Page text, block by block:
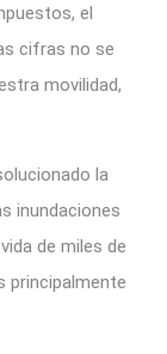
el
cifras no se
movilidad,
la
inundaciones
de miles de
principalmente